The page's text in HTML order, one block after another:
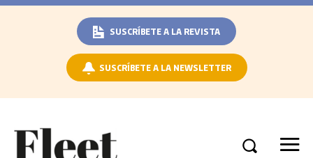
SUSCRÍBETE A LA REVISTA
SUSCRÍBETE A LA NEWSLETTER